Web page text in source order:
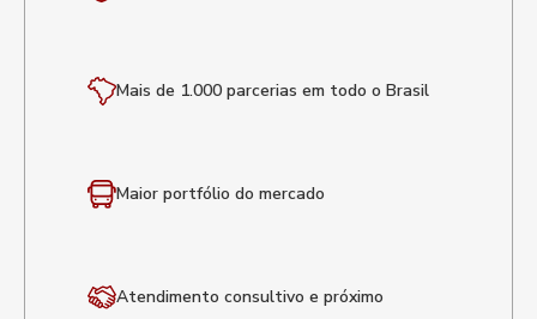
Mais de 1.000 parcerias em todo o Brasil
Maior portfólio do mercado
Atendimento consultivo e próximo